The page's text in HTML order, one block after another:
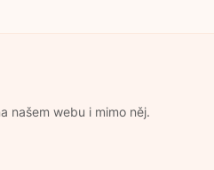
našem webu i mimo něj.